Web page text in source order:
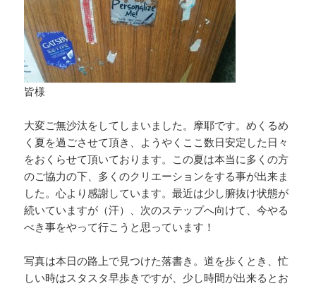
皆様
大変ご無沙汰をしてしまいました。摩耶です。めくるめ
く夏を過ごさせて頂き、ようやくここ数日安定した日々
をおくらせて頂いております。この夏は本当に多くの方
のご協力の下、多くのクリエーションをする事が出来ま
した。心より感謝しています。最近は少し腑抜け状態が
続いていますが（汗）、次のステップへ向けて、今やる
べき事をやって行こうと思っています！
写真は本日の路上で見つけた落書き。道を歩くとき、忙
しい時はスタスタ早歩きですが、少し時間が出来るとお